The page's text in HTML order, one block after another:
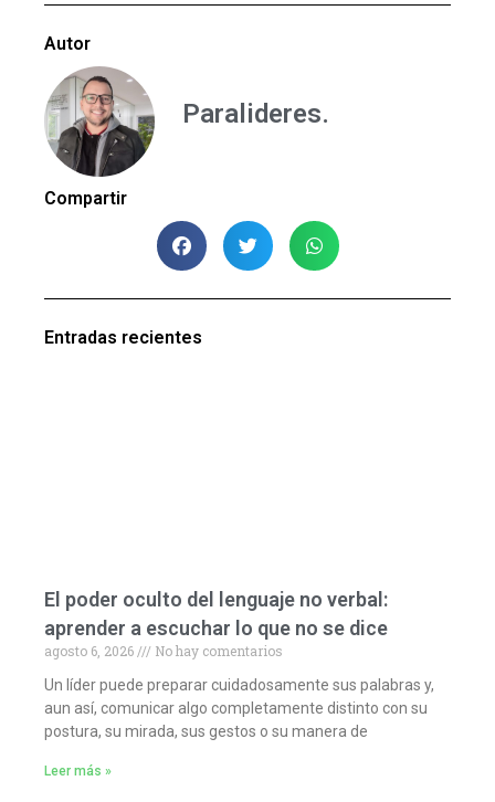
Autor
Paralideres.
Compartir
Entradas recientes
El poder oculto del lenguaje no verbal:
aprender a escuchar lo que no se dice
agosto 6, 2026
No hay comentarios
Un líder puede preparar cuidadosamente sus palabras y,
aun así, comunicar algo completamente distinto con su
postura, su mirada, sus gestos o su manera de
Leer más »